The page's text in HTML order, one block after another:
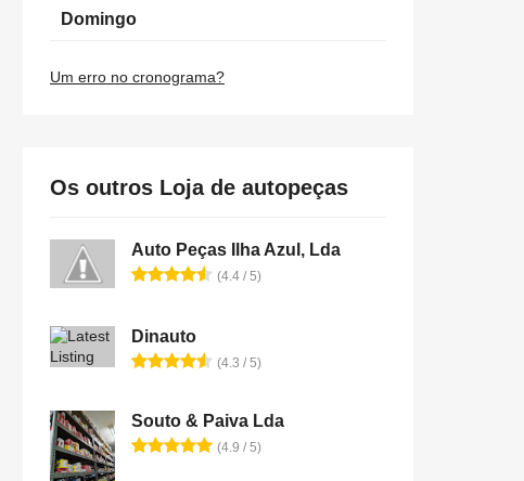
Domingo
Um erro no cronograma?
Os outros Loja de autopeças
Auto Peças Ilha Azul, Lda
(4.4 / 5)
Dinauto
(4.3 / 5)
Souto & Paiva Lda
(4.9 / 5)